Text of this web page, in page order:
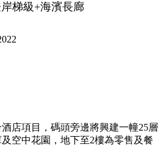
梯級+海濱長廊
店項目，碼頭旁邊將興建一幢25層
空中花園，地下至2樓為零售及餐